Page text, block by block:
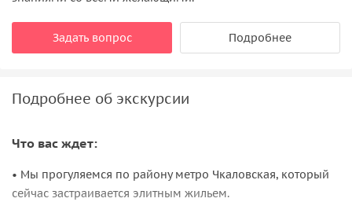
Задать вопрос Подробнее
Подробнее об экскурсии
Что вас ждет:
• Мы прогуляемся по району метро Чкаловская, который
сейчас застраивается элитным жильем.